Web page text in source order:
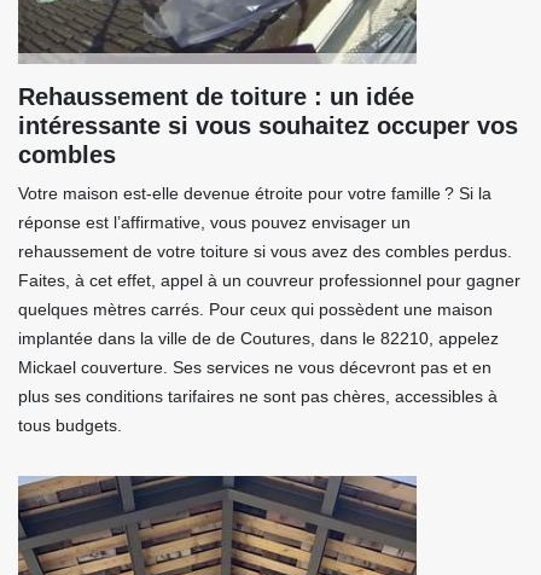
Rehaussement de toiture : un idée
intéressante si vous souhaitez occuper vos
combles
Votre maison est-elle devenue étroite pour votre famille ? Si la
réponse est l’affirmative, vous pouvez envisager un
rehaussement de votre toiture si vous avez des combles perdus.
Faites, à cet effet, appel à un couvreur professionnel pour gagner
quelques mètres carrés. Pour ceux qui possèdent une maison
implantée dans la ville de de Coutures, dans le 82210, appelez
Mickael couverture. Ses services ne vous décevront pas et en
plus ses conditions tarifaires ne sont pas chères, accessibles à
tous budgets.